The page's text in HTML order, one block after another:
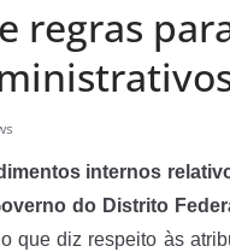
regras
internos
do Distrito
que diz respeito às